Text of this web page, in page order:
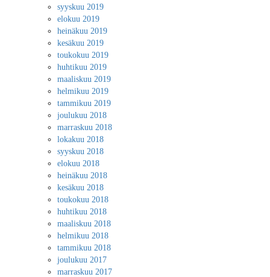
syyskuu 2019
elokuu 2019
heinäkuu 2019
kesäkuu 2019
toukokuu 2019
huhtikuu 2019
maaliskuu 2019
helmikuu 2019
tammikuu 2019
joulukuu 2018
marraskuu 2018
lokakuu 2018
syyskuu 2018
elokuu 2018
heinäkuu 2018
kesäkuu 2018
toukokuu 2018
huhtikuu 2018
maaliskuu 2018
helmikuu 2018
tammikuu 2018
joulukuu 2017
marraskuu 2017